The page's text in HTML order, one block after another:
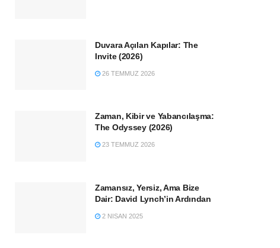
Duvara Açılan Kapılar: The
Invite (2026)
26 TEMMUZ 2026
Zaman, Kibir ve Yabancılaşma:
The Odyssey (2026)
23 TEMMUZ 2026
Zamansız, Yersiz, Ama Bize
Dair: David Lynch’in Ardından
2 NISAN 2025